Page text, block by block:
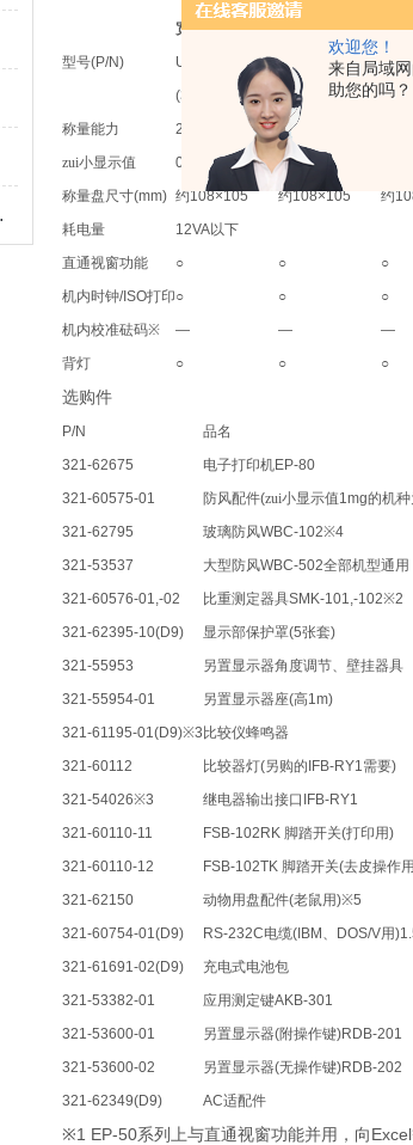
欢迎您！
来自局域
助您的吗？
定资料
型号(P/N)
宽量程型
UX220H
UX420H
(321-62350-01)(321-62350-02)
称量能力
220g 420g
zui小显示值
0.001g 0.001g
称量盘尺寸(mm) 约108×105 约108×105 约
耗电量
12VA以下
直通视窗功能
○ ○ ○
机内时钟/ISO打印○ ○ ○
机内校准砝码※ — — —
背灯
○ ○ ○
选购件
P/N
品名
321-62675
电子打印机EP-80
321-60575-01
防风配件(zui小显示值1mg的机
321-62795
玻璃防风WBC-102※4
321-53537
大型防风WBC-502全部机型通用
321-60576-01,-02
比重测定器具SMK-101,-102※2
321-62395-10(D9)
显示部保护罩(5张套)
321-55953
另置显示器角度调节、壁挂器具
321-55954-01
另置显示器座(高1m)
321-61195-01(D9)※3 比较仪蜂鸣器
321-60112
比较器灯(另购的 IFB-RY1需要)
321-54026※3
继电器输出接口 IFB-RY1
321-60110-11
FSB-102RK 脚踏开关(打印用)
321-60110-12
FSB-102TK 脚踏开关(去皮操作用
321-62150
动物用盘配件(老鼠用)※5
321-60754-01(D9)
RS-232C电缆(IBM 、 DOS/V用
321-61691-02(D9)
充电式电池包
321-53382-01
应用测定键AKB-301
321-53600-01
另置显示器(附操作键)RDB-201
321-53600-02
另置显示器(无操作键)RDB-202
321-62349(D9)
AC适配件
※1 EP-50系列上与直通视窗功能并用，向 Excel